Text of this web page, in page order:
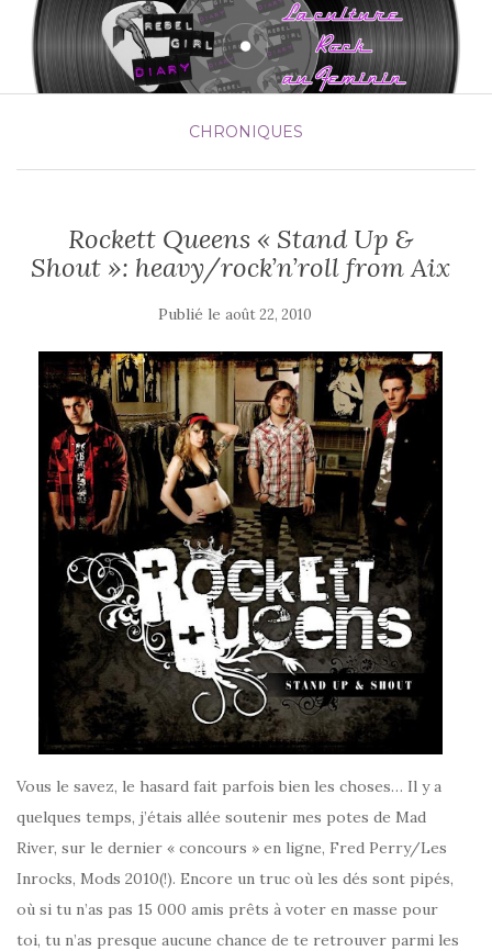
CHRONIQUES
Rockett Queens « Stand Up &
Shout »: heavy/rock’n’roll from Aix
Publié le août 22, 2010
Vous le savez, le hasard fait parfois bien les choses… Il y a
quelques temps, j’étais allée soutenir mes potes de Mad
River, sur le dernier « concours » en ligne, Fred Perry/Les
Inrocks, Mods 2010(!). Encore un truc où les dés sont pipés,
où si tu n’as pas 15 000 amis prêts à voter en masse pour
toi, tu n’as presque aucune chance de te retrouver parmi les